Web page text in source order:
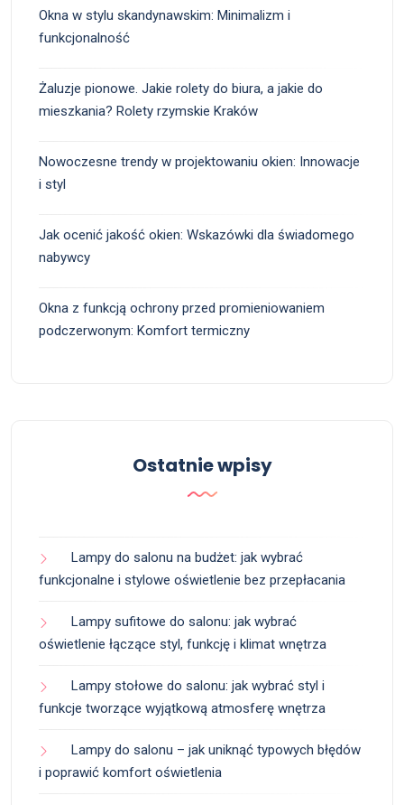
Okna w stylu skandynawskim: Minimalizm i
funkcjonalność
Żaluzje pionowe. Jakie rolety do biura, a jakie do
mieszkania? Rolety rzymskie Kraków
Nowoczesne trendy w projektowaniu okien: Innowacje
i styl
Jak ocenić jakość okien: Wskazówki dla świadomego
nabywcy
Okna z funkcją ochrony przed promieniowaniem
podczerwonym: Komfort termiczny
Ostatnie wpisy
Lampy do salonu na budżet: jak wybrać
funkcjonalne i stylowe oświetlenie bez przepłacania
Lampy sufitowe do salonu: jak wybrać
oświetlenie łączące styl, funkcję i klimat wnętrza
Lampy stołowe do salonu: jak wybrać styl i
funkcje tworzące wyjątkową atmosferę wnętrza
Lampy do salonu – jak uniknąć typowych błędów
i poprawić komfort oświetlenia